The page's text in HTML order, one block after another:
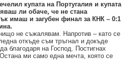
купата на Португалия и купата
ли обаче, че не стана
имаш и загубен финал за КНК – 0:1
не съжалявам. Напротив – като се
откъде съм тръгнал и докъде
благодаря на Господ. Постигнах
ми само една мечта, която се